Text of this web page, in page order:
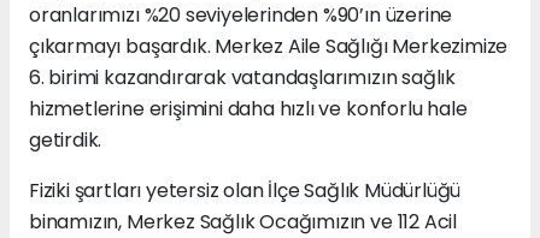
oranlarımızı %20 seviyelerinden %90’ın üzerine
çıkarmayı başardık. Merkez Aile Sağlığı Merkezimize
6. birimi kazandırarak vatandaşlarımızın sağlık
hizmetlerine erişimini daha hızlı ve konforlu hale
getirdik.
Fiziki şartları yetersiz olan İlçe Sağlık Müdürlüğü
binamızın, Merkez Sağlık Ocağımızın ve 112 Acil